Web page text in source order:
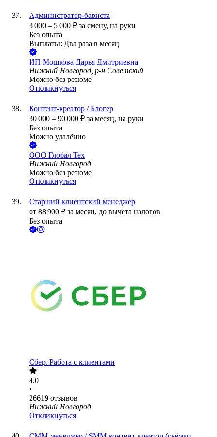
Администратор-бариста
3 000 – 5 000 ₽ за смену, на руки
Без опыта
Выплаты: Два раза в месяц
ИП Мошкова Дарья Дмитриевна
Нижний Новгород, р-н Советский
Можно без резюме
Откликнуться
Контент-креатор / Блогер
30 000 – 90 000 ₽ за месяц, на руки
Без опыта
Можно удалённо
ООО Глобал Тех
Нижний Новгород
Можно без резюме
Откликнуться
Старший клиентский менеджер
от 88 900 ₽ за месяц, до вычета налогов
Без опыта
Сбер. Работа с клиентами
4.0
•
26619 отзывов
Нижний Новгород
Откликнуться